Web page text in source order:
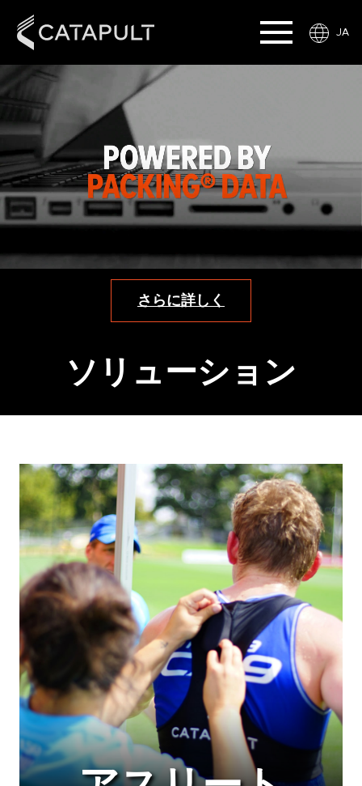
JA
さらに詳しく
ソリューション